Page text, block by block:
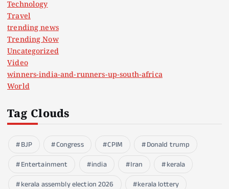
Technology
Travel
trending news
Trending Now
Uncategorized
Video
winners-india-and-runners-up-south-africa
World
Tag Clouds
BJP Congress CPIM
Donald trump
Entertainment
india Iran
kerala
kerala assembly election 2026
kerala lottery